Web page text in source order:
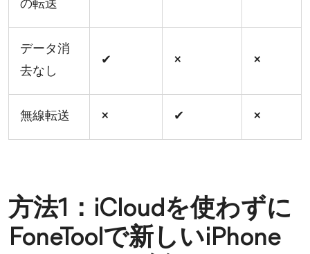
の転送
データ消
去なし
✔ × ×
無線転送 × ✔ ×
方法1：iCloudを使わずに
FoneToolで新しいiPhone